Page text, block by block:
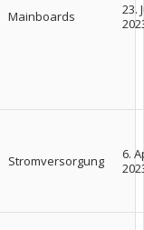
Mainboards
23.
Stromversorgung
6.